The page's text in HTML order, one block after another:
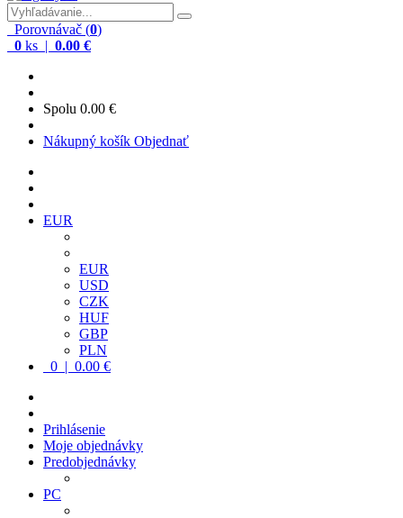
Porovnávač (0)
0 ks | 0.00 €
Spolu 0.00 €
Nákupný košík Objednať
EUR
EUR
USD
CZK
HUF
GBP
PLN
0 | 0.00 €
Prihlásenie
Moje objednávky
Predobjednávky
PC